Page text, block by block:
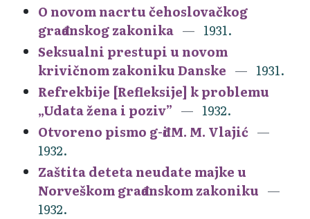
O novom nacrtu čehoslovačkog
građanskog zakonika
1931.
Seksualni prestupi u novom
krivičnom zakoniku Danske
1931.
Refrekbije [Refleksije] k problemu
„Udata žena i poziv”
1932.
Otvoreno pismo g-đi M. M. Vlajić
1932.
Zaštita deteta neudate majke u
Norveškom građanskom zakoniku
1932.